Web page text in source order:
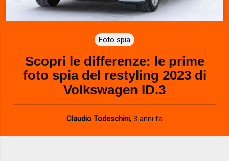
Foto spia
Scopri le differenze: le prime
foto spia del restyling 2023 di
Volkswagen ID.3
Claudio Todeschini, 3 anni fa